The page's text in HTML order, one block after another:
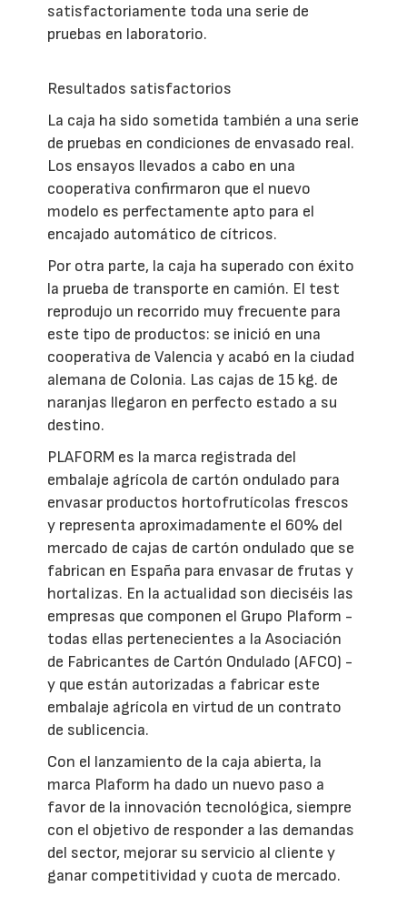
satisfactoriamente toda una serie de
pruebas en laboratorio.
Resultados satisfactorios
La caja ha sido sometida también a una serie
de pruebas en condiciones de envasado real.
Los ensayos llevados a cabo en una
cooperativa confirmaron que el nuevo
modelo es perfectamente apto para el
encajado automático de cítricos.
Por otra parte, la caja ha superado con éxito
la prueba de transporte en camión. El test
reprodujo un recorrido muy frecuente para
este tipo de productos: se inició en una
cooperativa de Valencia y acabó en la ciudad
alemana de Colonia. Las cajas de 15 kg. de
naranjas llegaron en perfecto estado a su
destino.
PLAFORM es la marca registrada del
embalaje agrícola de cartón ondulado para
envasar productos hortofrutícolas frescos
y representa aproximadamente el 60% del
mercado de cajas de cartón ondulado que se
fabrican en España para envasar de frutas y
hortalizas. En la actualidad son dieciséis las
empresas que componen el Grupo Plaform -
todas ellas pertenecientes a la Asociación
de Fabricantes de Cartón Ondulado (AFCO) -
y que están autorizadas a fabricar este
embalaje agrícola en virtud de un contrato
de sublicencia.
Con el lanzamiento de la caja abierta, la
marca Plaform ha dado un nuevo paso a
favor de la innovación tecnológica, siempre
con el objetivo de responder a las demandas
del sector, mejorar su servicio al cliente y
ganar competitividad y cuota de mercado.